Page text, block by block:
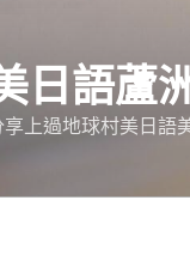
日語蘆
享上過地球村美日語